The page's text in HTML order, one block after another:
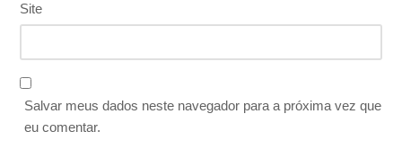
Site
Salvar meus dados neste navegador para a próxima vez que
eu comentar.